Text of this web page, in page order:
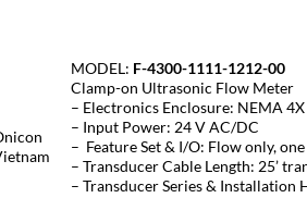
MODEL: F-4300-1111-1212-00
Clamp-on Ultrasonic Flow Meter
– Electronics Enclosure: NEMA
– Input Power: 24 V AC/DC
– Feature Set & I/O: Flow only,
– Transducer Cable Length: 25’
– Transducer Series & Installation